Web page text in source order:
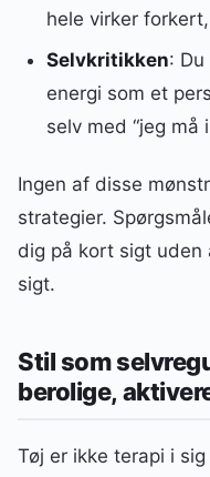
hele virker
Selvkritikken:
energi som et
selv med “jeg må
Ingen af disse
strategier.
dig på kort sigt uden
sigt.
Stil som
berolige,
Tøj er ikke terapi i